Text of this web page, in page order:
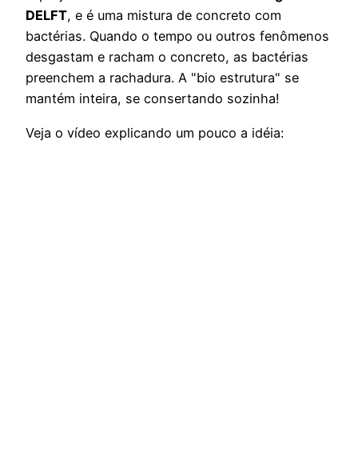
DELFT, e é uma mistura de concreto com
bactérias. Quando o tempo ou outros fenômenos
desgastam e racham o concreto, as bactérias
preenchem a rachadura. A "bio estrutura" se
mantém inteira, se consertando sozinha!
Veja o vídeo explicando um pouco a idéia: